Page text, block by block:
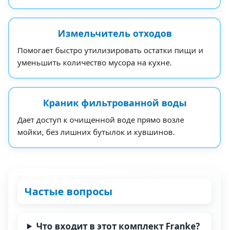
Измельчитель отходов
Помогает быстро утилизировать остатки пищи и
уменьшить количество мусора на кухне.
Краник фильтрованной воды
Дает доступ к очищенной воде прямо возле
мойки, без лишних бутылок и кувшинов.
Частые вопросы
Что входит в этот комплект Franke?